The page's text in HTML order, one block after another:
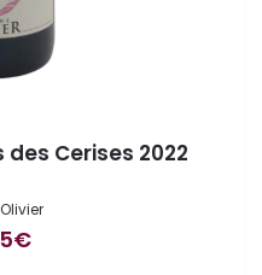
Cerises 2022
€